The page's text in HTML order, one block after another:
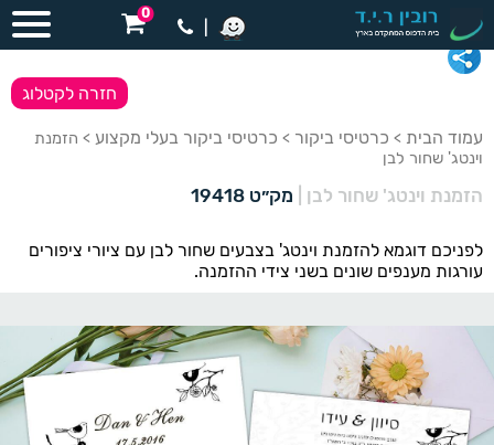
0
עמוד הבית > כרטיסי ביקור > כרטיסי ביקור בעלי מקצוע > הזמנת
וינטג' שחור לבן
הזמנת וינטג' שחור לבן מק״ט 19418
חזרה לקטלוג
לפניכם דוגמא להזמנת וינטג' בצבעים שחור לבן עם ציורי ציפורים
עורגות מענפים שונים בשני צידי ההזמנה.